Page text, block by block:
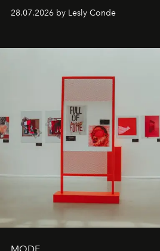
comebacks en veelbelovende
de releases die je niet mag missen.
28.07.2026 by Lesly Conde